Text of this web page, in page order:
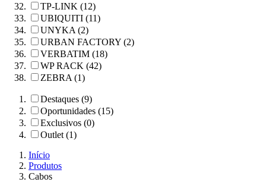
TP-LINK (12)
UBIQUITI (11)
UNYKA (2)
URBAN FACTORY (2)
VERBATIM (18)
WP RACK (42)
ZEBRA (1)
Destaques (9)
Oportunidades (15)
Exclusivos (0)
Outlet (1)
Início
Produtos
Cabos